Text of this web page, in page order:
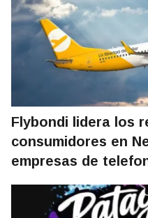
Flybondi lidera los
consumidores en
empresas de